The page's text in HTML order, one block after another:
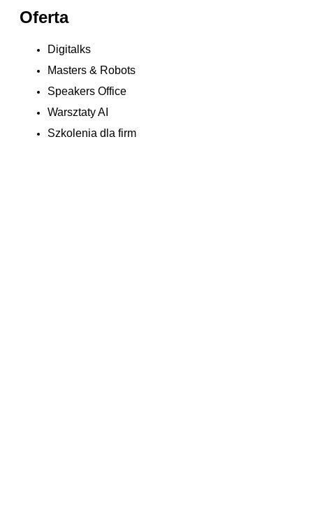
Oferta
Digitalks
Masters & Robots
Speakers Office
Warsztaty AI
Szkolenia dla firm